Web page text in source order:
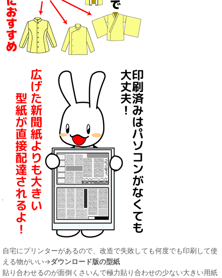
自宅にプリンターがあるので、改造で失敗しても何度でも印刷して使
える物がいい→ダウンロード版の型紙
貼り合わせるのが面倒くさいんで極力貼り合わせの少ない大きい用紙